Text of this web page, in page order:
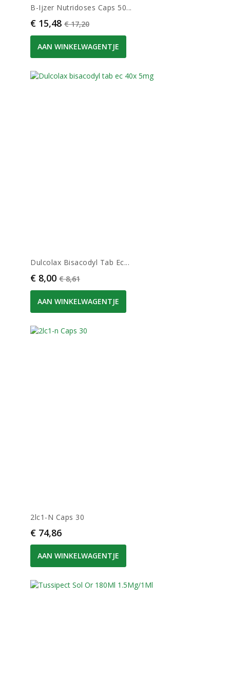
B-Ijzer Nutridoses Caps 50...
Prijs
€ 15,48 Normale prijs
€ 17,20
AAN WINKELWAGENTJE
Dulcolax Bisacodyl Tab Ec...
Prijs
€ 8,00 Normale prijs
€ 8,61
AAN WINKELWAGENTJE
2lc1-N Caps 30
Prijs
€ 74,86
AAN WINKELWAGENTJE